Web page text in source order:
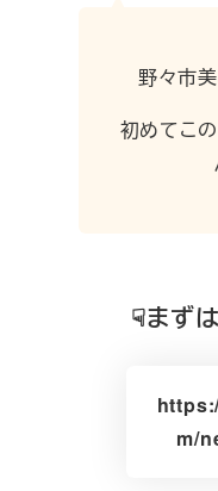
野々市
初めてこ
☟まず
m/